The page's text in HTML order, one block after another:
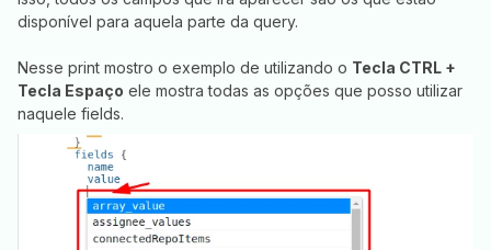
disponível para aquela parte da query.
Nesse print mostro o exemplo de utilizando o Tecla CTRL +
Tecla Espaço ele mostra todas as opções que posso utilizar
naquele fields.